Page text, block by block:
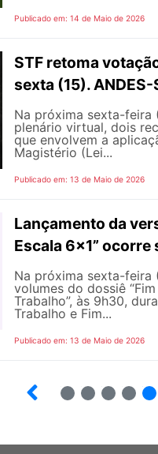
Publicado em: 14 de Maio de 2026
STF retoma
sexta (15).
Na próxima sexta-feira
plenário virtual, dois
que envolvem a
Magistério (Lei...
Publicado em: 13 de Maio de 2026
Lançamento da
Escala 6×1”
Na próxima sexta-feira
volumes do dossiê
Trabalho”, às 9h30,
Trabalho e Fim...
Publicado em: 13 de Maio de 2026